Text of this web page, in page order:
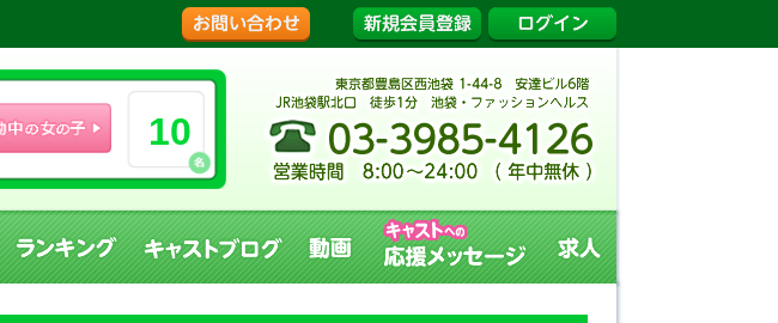
10
システム、アクセスランキング キャストブログ
動画 キャストへの応援メッセージ